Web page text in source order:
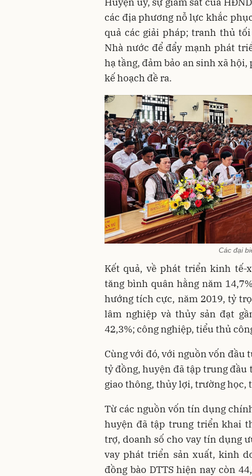
các địa phương nỗ lực khắc
quả các giải pháp; tranh thủ
Nhà nước để đẩy mạnh phát
hạ tầng, đảm bảo an sinh xã
kế hoạch đề ra.
Các đại
Kết quả, về phát triển kinh tế-
tăng bình quân hằng năm
hướng tích cực, năm 2019, tỷ
lâm nghiệp và thủy sản đạt
42,3%; công nghiệp, tiểu thủ
Cùng với đó, với nguồn vốn đầu
tỷ đồng, huyện đã tập trung
giao thông, thủy lợi, trường học,
Từ các nguồn vốn tín dụng
huyện đã tập trung triển khai
trợ, doanh số cho vay tín dụng
vay phát triển sản xuất, kinh
đồng bào DTTS hiện nay còn